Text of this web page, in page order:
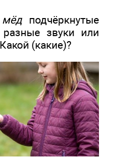
мёдподчёркнутые
звуки или
(какие)?